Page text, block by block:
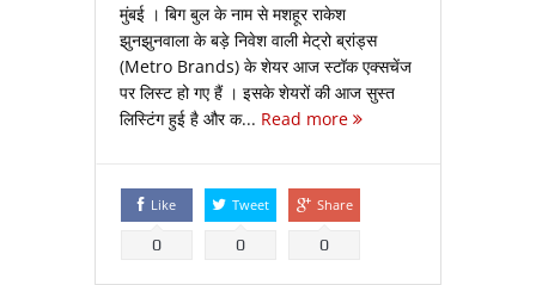
मुंबई । बिग बुल के नाम से मशहूर राकेश
झुनझुनवाला के बड़े निवेश वाली मेट्रो ब्रांड्स
(Metro Brands) के शेयर आज स्टॉक एक्सचेंज
पर लिस्ट हो गए हैं । इसके शेयरों की आज सुस्त
लिस्टिंग हुई है और क... Read more
Like
0
Tweet
0
Share
0